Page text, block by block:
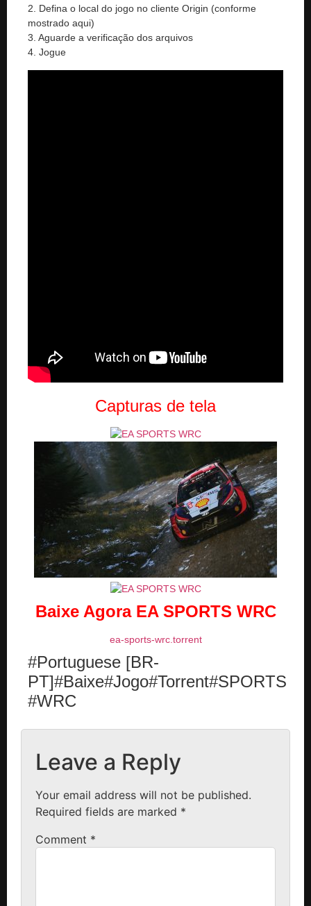
2. Defina o local do jogo no cliente Origin (conforme
mostrado aqui)
3. Aguarde a verificação dos arquivos
4. Jogue
Capturas de tela
Baixe AgoraEA SPORTS WRC
ea-sports-wrc.torrent
#Portuguese [BR-
PT]#Baixe#Jogo#Torrent#SPORTS
#WRC
Leave a Reply
Your email address will not be published.
Required fields are marked *
Comment *